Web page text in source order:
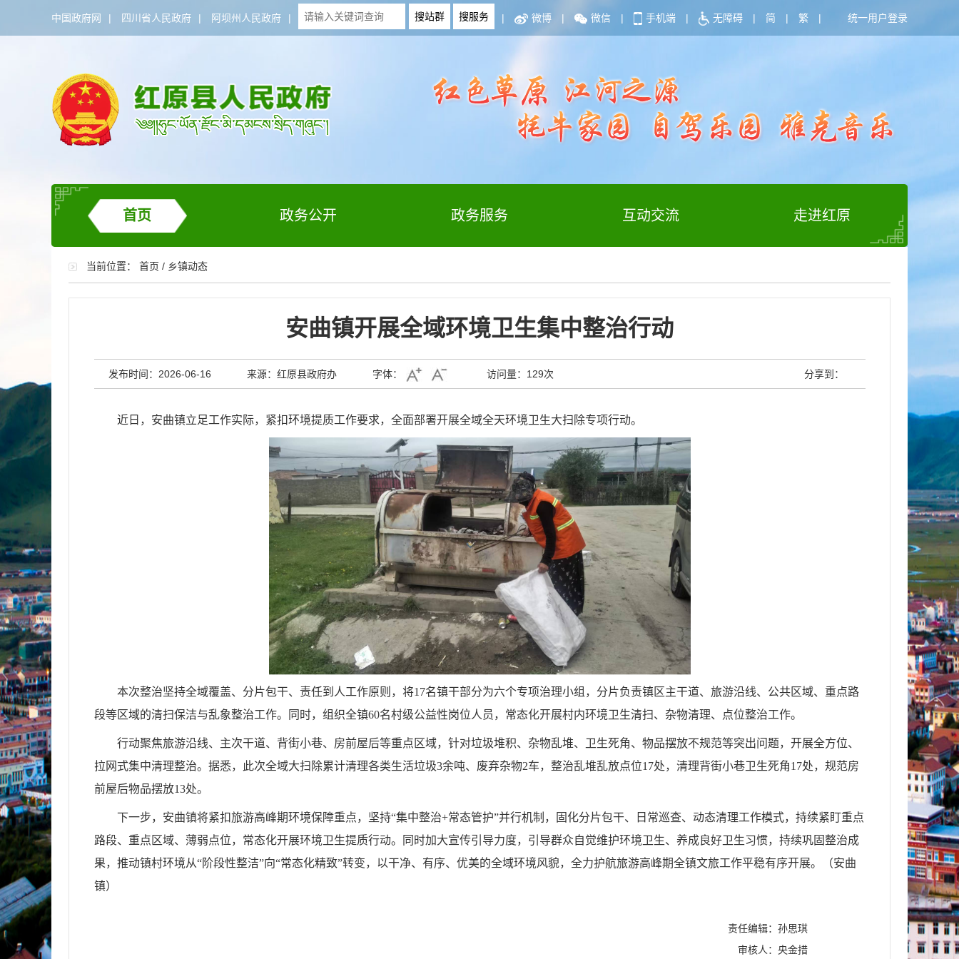
中国政府网 | 四川省人民政府 | 阿坝州人民政府 | | 微博 | 微信 | 手机端 | 无障碍 | 简 | 繁 | 统一用户登录
首页 政务公开 政务服务 互动交流 走进红原
当前位置： 首页 / 乡镇动态
安曲镇开展全域环境卫生集中整治行动
发布时间：2026-06-16 来源：红原县政府办 字体： 访问量： 129次 分享到：
近日， 安曲镇立足工作实际，紧扣环境提质工作要求，全面部署开展全域全天环境卫生大扫除专项行动。
本次整治坚持全域覆盖、分片包干、责任到人工作原则，将17名镇干部分为六个专项治理小组，分片负责镇区主干道、旅游沿线、公共区域、重点路
段等区域的清扫保洁与乱象整治工作。同时，组织全镇60名村级公益性岗位人员，常态化开展村内环境卫生清扫、杂物清理、点位整治工作。
行动聚焦旅游沿线、主次干道、背街小巷、房前屋后等重点区域，针对垃圾堆积、杂物乱堆、卫生死角、物品摆放不规范等突出问题，开展全方位、
拉网式集中清理整治。据悉，此次全域大扫除累计清理各类生活垃圾3余吨、废弃杂物2车，整治乱堆乱放点位17处，清理背街小巷卫生死角17处，规范房
前屋后物品摆放13处。
下一步，安曲镇将紧扣旅游高峰期环境保障重点，坚持“集中整治+常态管护”并行机制，固化分片包干、日常巡查、动态清理工作模式，持续紧盯重点
路段、重点区域、薄弱点位，常态化开展环境卫生提质行动。同时加大宣传引导力度，引导群众自觉维护环境卫生、养成良好卫生习惯，持续巩固整治成
果，推动镇村环境从“阶段性整洁”向“常态化精致”转变，以干净、有序、优美的全域环境风貌，全力护航旅游高峰期全镇文旅工作平稳有序开展。（安曲
镇）
责任编辑：孙思琪
审核人：央金措